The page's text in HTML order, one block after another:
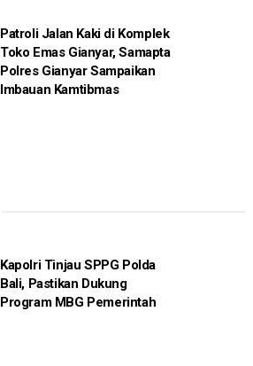
Patroli Jalan Kaki di Komplek
Toko Emas Gianyar, Samapta
Polres Gianyar Sampaikan
Imbauan Kamtibmas
Kapolri Tinjau SPPG Polda
Bali, Pastikan Dukung
Program MBG Pemerintah